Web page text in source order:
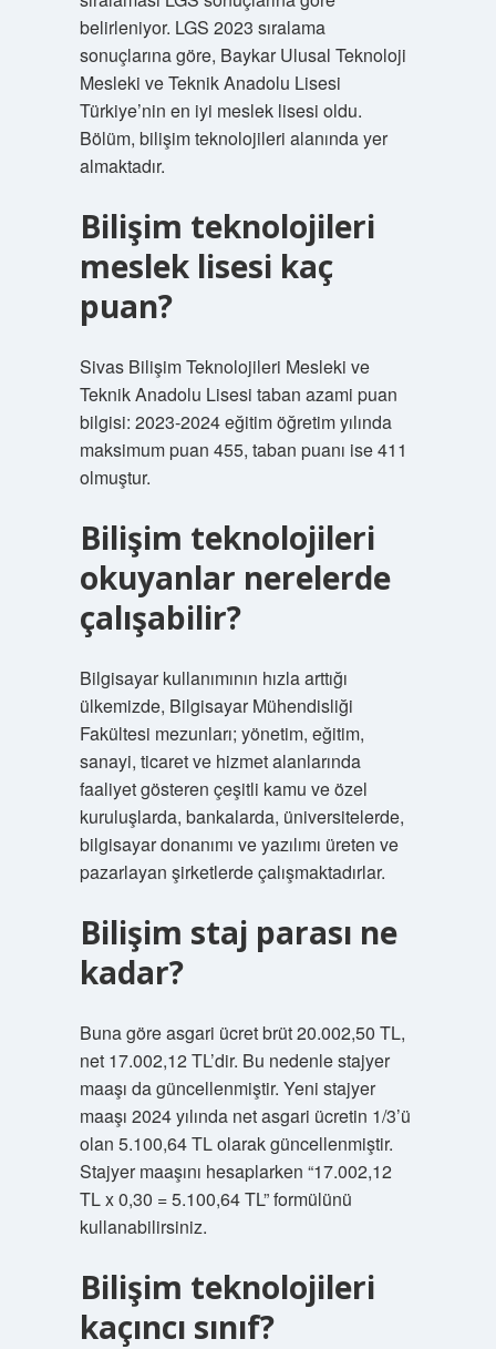
belirleniyor. LGS 2023 sıralama
sonuçlarına göre, Baykar Ulusal Teknoloji
Mesleki ve Teknik Anadolu Lisesi
Türkiye’nin en iyi meslek lisesi oldu.
Bölüm, bilişim teknolojileri alanında yer
almaktadır.
Bilişim teknolojileri
meslek lisesi kaç
puan?
Sivas Bilişim Teknolojileri Mesleki ve
Teknik Anadolu Lisesi taban azami puan
bilgisi: 2023-2024 eğitim öğretim yılında
maksimum puan 455, taban puanı ise 411
olmuştur.
Bilişim teknolojileri
okuyanlar nerelerde
çalışabilir?
Bilgisayar kullanımının hızla arttığı
ülkemizde, Bilgisayar Mühendisliği
Fakültesi mezunları; yönetim, eğitim,
sanayi, ticaret ve hizmet alanlarında
faaliyet gösteren çeşitli kamu ve özel
kuruluşlarda, bankalarda, üniversitelerde,
bilgisayar donanımı ve yazılımı üreten ve
pazarlayan şirketlerde çalışmaktadırlar.
Bilişim staj parası ne
kadar?
Buna göre asgari ücret brüt 20.002,50 TL,
net 17.002,12 TL’dir. Bu nedenle stajyer
maaşı da güncellenmiştir. Yeni stajyer
maaşı 2024 yılında net asgari ücretin 1/3’ü
olan 5.100,64 TL olarak güncellenmiştir.
Stajyer maaşını hesaplarken “17.002,12
TL x 0,30 = 5.100,64 TL” formülünü
kullanabilirsiniz.
Bilişim teknolojileri
kaçıncı sınıf?